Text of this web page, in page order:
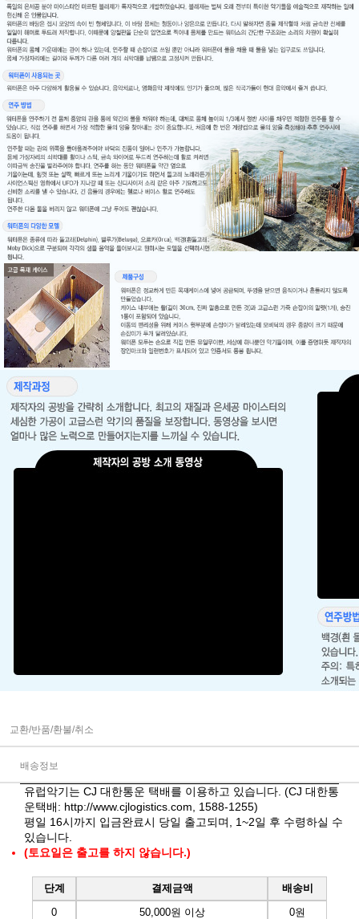
교환/반품/환불/취소
배송정보
유럽악기는 CJ 대한통운 택배를 이용하고 있습니다. (CJ 대한통
운택배: http://www.cjlogistics.com , 1588-1255)
평일 16시까지 입금완료시 당일 출고되며, 1~2일 후 수령하실 수
있습니다.
(토요일은 출고를 하지 않습니다.)
단계 결제금액
배송비
0
50,000원 이상
0원